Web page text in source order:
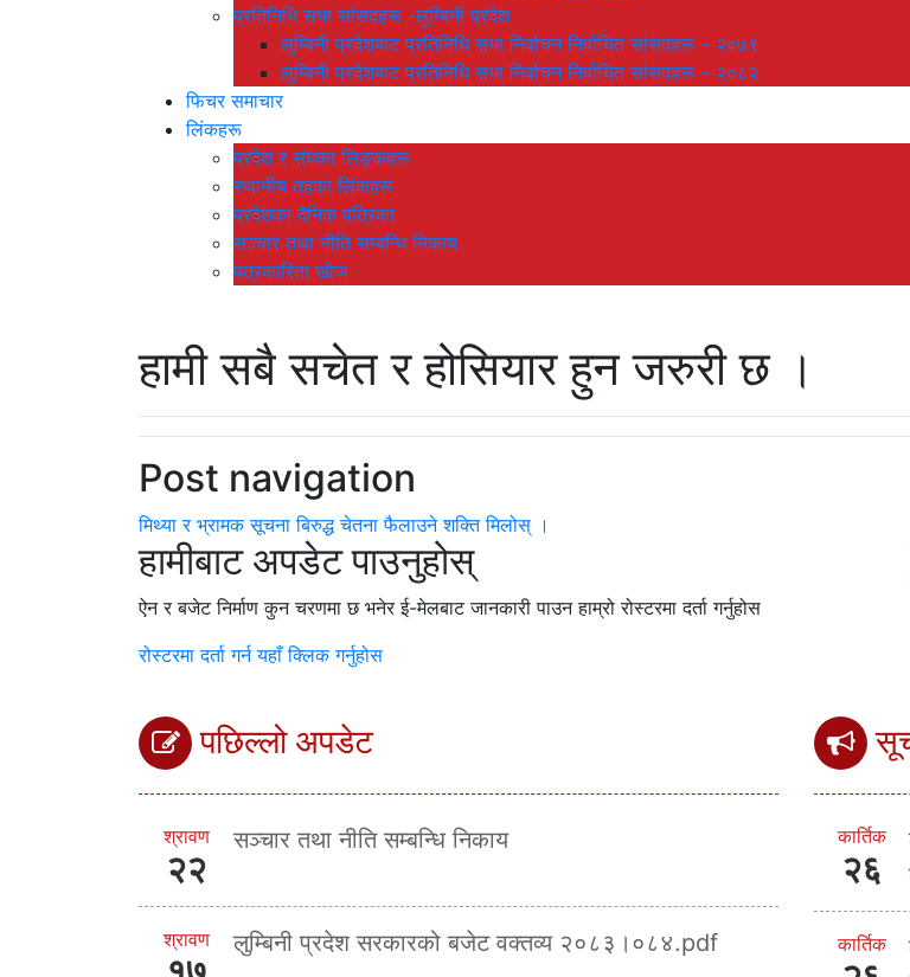
प्रतिनिधि सभा सांसदहरू -लुम्बिनी प्रदेश
लुम्बिनी प्रदेशबाट प्रतिनिधि सभा निर्वाचन निर्वाचित सांसदहरू – २०७९
लुम्बिनी प्रदेशबाट प्रतिनिधि सभा निर्वाचन निर्वाचित सांसदहरू – २०८२
फिचर समाचार
लिंकहरू
प्रदेश र संघका लिङ्कहरू
स्थानीय तहका लिंकहरू
प्रदेशका दैनिक पत्रिका
सञ्चार तथा नीति सम्बन्धि निकाय
पत्रकारिता खोज
हामी सबै सचेत र होसियार हुन जरुरी छ ।
Post navigation
मिथ्या र भ्रामक सूचना बिरुद्ध चेतना फैलाउने शक्ति मिलोस् ।
हामीबाट अपडेट पाउनुहोस्
ऐन र बजेट निर्माण कुन चरणमा छ भनेर ई-मेलबाट जानकारी पाउन हाम्रो रोस्टरमा दर्ता गर्नुहोस
रोस्टरमा दर्ता गर्न यहाँ क्लिक गर्नुहोस
पछिल्लो अपडेट
श्रावण
२२
सञ्चार तथा नीति सम्बन्धि निकाय
श्रावण लुम्बिनी प्रदेश सरकारको बजेट वक्तव्य २०८३।०८४.pdf
कार्तिक
२६
कार्तिक